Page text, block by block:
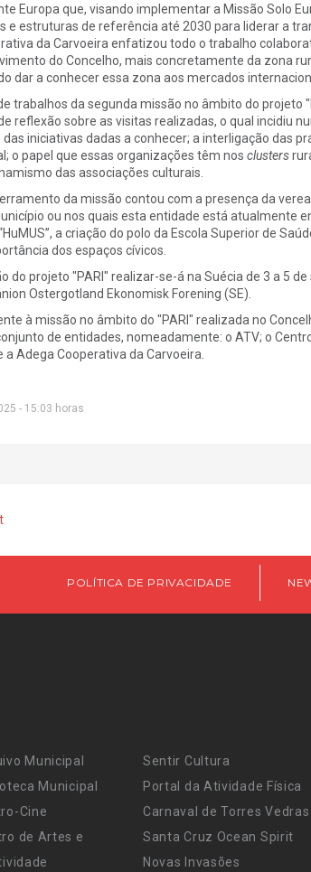
Europa que, visando implementar a Missão Solo
e estruturas de referência até 2030 para liderar a
da Carvoeira enfatizou todo o trabalho
do Concelho, mais concretamente da zona
dar a conhecer essa zona aos mercados
trabalhos da segunda missão no âmbito do projeto
reflexão sobre as visitas realizadas, o qual incidiu
iniciativas dadas a conhecer; a interligação das
o papel que essas organizações têm nos clusters
das associações culturais.
da missão contou com a presença da
ou nos quais esta entidade está atualmente
a criação do polo da Escola Superior de
dos espaços cívicos.
do projeto "PARI" realizar-se-á na Suécia de 3 a 5
Ostergotland Ekonomisk Forening (SE).
à missão no âmbito do "PARI" realizada no
de entidades, nomeadamente: o ATV; o
a Adega Cooperativa da Carvoeira.
- 15:03 horas
POLÍTICA DE PRIVACIDADE
Municipal
Municipal
Cine
de Artes e
Sentir Cultura
Portal da Atividade Física
Carnaval de Torres Vedras
Santa Cruz Ocean Spirit
Novas Invasões